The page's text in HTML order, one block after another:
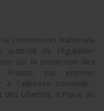
Commission Nationale
autorité de régulation
sur la protection des
par internet
l’adresse suivante :
Libertés, 3 Place de